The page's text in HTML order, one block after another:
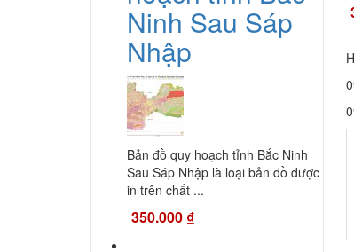
Ninh Sau Sáp
Nhập
Bản đồ quy hoạch tỉnh Bắc Ninh
Sau Sáp Nhập là loại bản đồ được
in trên chất ...
350.000 ₫